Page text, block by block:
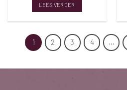
LEES VERDER
1 2 3 4 …